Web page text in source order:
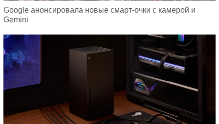
Google анонсировала новые смарт-очки с камерой и
Gemini